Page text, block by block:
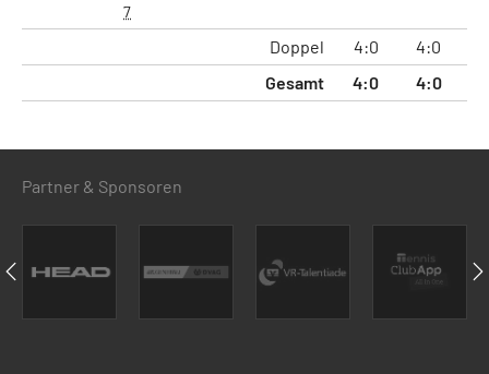
7
Doppel 4:0 4:0
Gesamt
4:0 4:0
Partner & Sponsoren